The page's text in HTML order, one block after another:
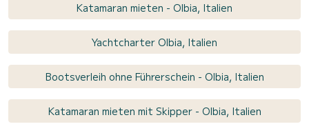
Katamaran mieten - Olbia, Italien
Yachtcharter Olbia, Italien
Bootsverleih ohne Führerschein - Olbia, Italien
Katamaran mieten mit Skipper - Olbia, Italien